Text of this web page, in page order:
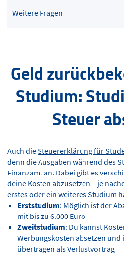
Weitere Fragen
Geld
Studium:
Steuer
Auch dieSteuererklärung für
denn die Ausgaben während des
Finanzamt an. Dabei gibt es
deine Kosten abzusetzen – je
erstes oder ein weiteres Studium
Erststudium: Möglich ist der
mit bis zu 6.000 Euro
Zweitstudium: Du kannst
Werbungskosten absetzen und
übertragen als Verlustvortrag